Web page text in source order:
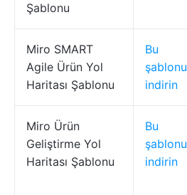
Şablonu
Miro SMART
Agile Ürün Yol
Haritası Şablonu
Bu
şablonu
indirin
Miro Ürün
Geliştirme Yol
Haritası Şablonu
Bu
şablonu
indirin